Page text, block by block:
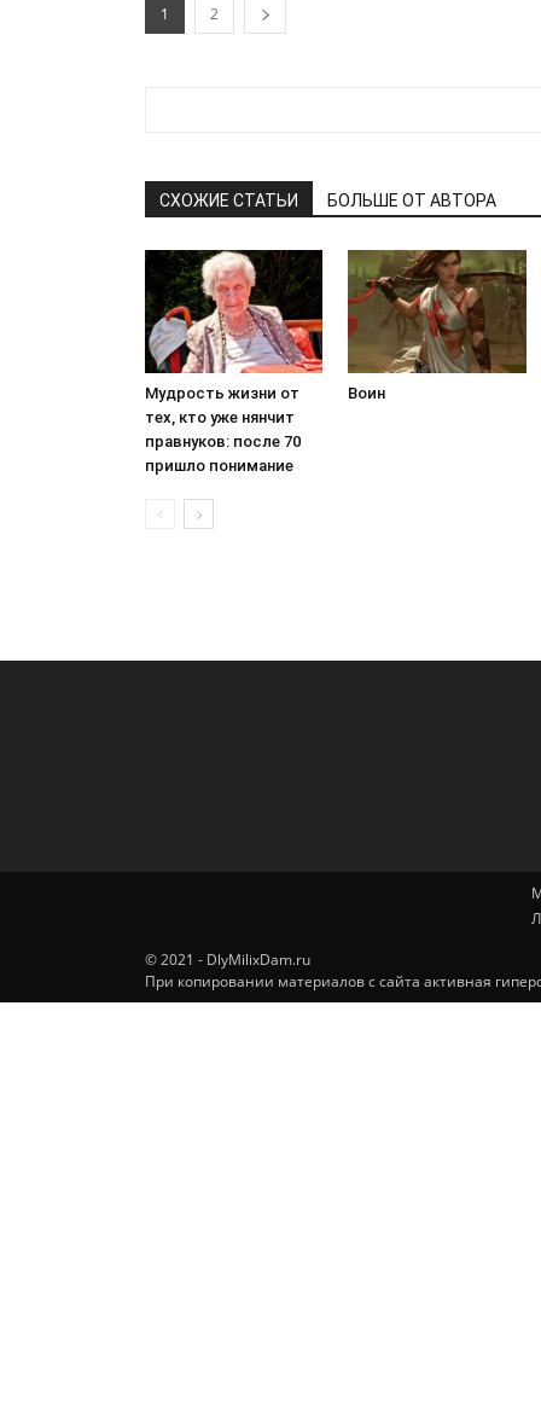
1 2
СХОЖИЕ СТАТЬИ БОЛЬШЕ ОТ АВТОРА
Мудрость жизни от
тех, кто уже нянчит
правнуков: после 70
пришло понимание
Воин
© 2021 - DlyMilixDam.ru
При копировании материалов с сайта активная